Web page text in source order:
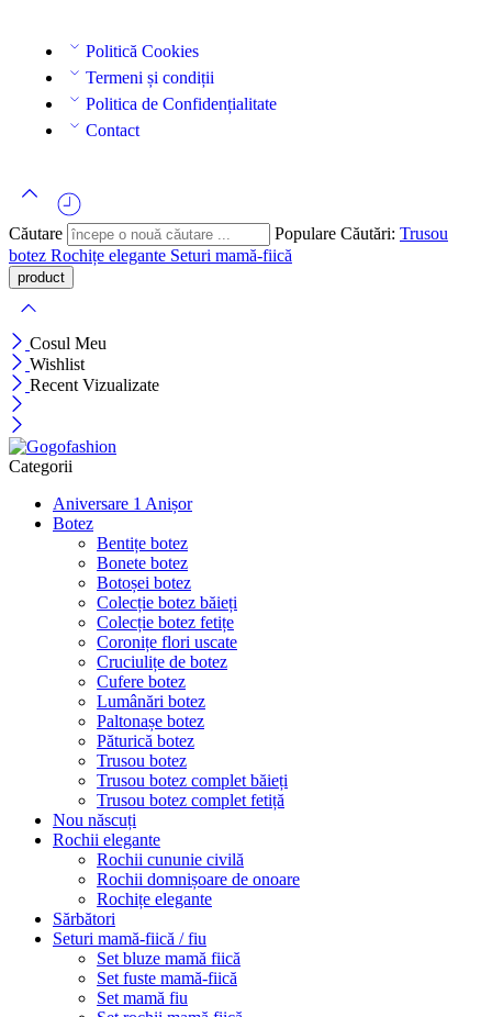
Politică Cookies
Termeni și condiții
Politica de Confidențialitate
Contact
Căutare Populare Căutări: Trusou
botez Rochițe elegante Seturi mamă-fiică
Cosul Meu
Wishlist
Recent Vizualizate
Categorii
Aniversare 1 Anișor
Botez
Bentițe botez
Bonete botez
Botoșei botez
Colecție botez băieți
Colecție botez fetițe
Coronițe flori uscate
Cruciulițe de botez
Cufere botez
Lumânări botez
Paltonașe botez
Păturică botez
Trusou botez
Trusou botez complet băieți
Trusou botez complet fetiță
Nou născuți
Rochii elegante
Rochii cununie civilă
Rochii domnișoare de onoare
Rochițe elegante
Sărbători
Seturi mamă-fiică / fiu
Set bluze mamă fiică
Set fuste mamă-fiică
Set mamă fiu